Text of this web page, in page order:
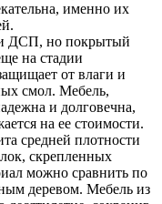
именно их
ДСП, но покрытый
на стадии
от влаги и
смол. Мебель,
и долговечна,
на ее стоимости.
средней плотности
скрепленных
можно сравнить по
деревом. Мебель из